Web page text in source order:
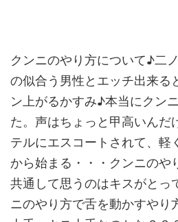
クンニのやり方について♪二
の似合う男性とエッチ出来る
ン上がるかすみ♪本当にクン
た。声はちょっと甲高いんだ
テルにエスコートされて、軽
から始まる・・・クンニのや
共通して思うのはキスがとっ
ニのやり方で舌を動かすやり